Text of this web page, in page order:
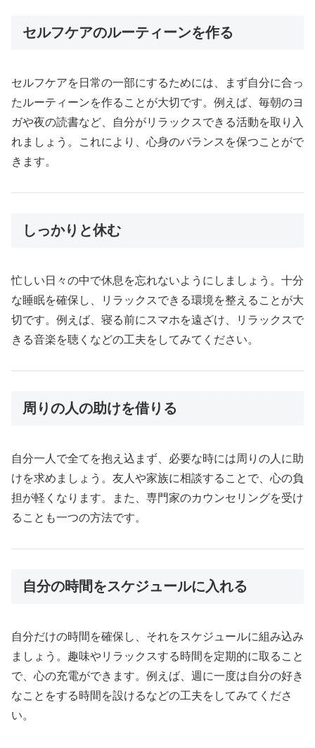
セルフケアのルーティーンを作る
セルフケアを日常の一部にするためには、まず自分に合っ
たルーティーンを作ることが大切です。例えば、毎朝のヨ
ガや夜の読書など、自分がリラックスできる活動を取り入
れましょう。これにより、心身のバランスを保つことがで
きます。
しっかりと休む
忙しい日々の中で休息を忘れないようにしましょう。十分
な睡眠を確保し、リラックスできる環境を整えることが大
切です。例えば、寝る前にスマホを遠ざけ、リラックスで
きる音楽を聴くなどの工夫をしてみてください。
周りの人の助けを借りる
自分一人で全てを抱え込まず、必要な時には周りの人に助
けを求めましょう。友人や家族に相談することで、心の負
担が軽くなります。また、専門家のカウンセリングを受け
ることも一つの方法です。
自分の時間をスケジュールに入れる
自分だけの時間を確保し、それをスケジュールに組み込み
ましょう。趣味やリラックスする時間を定期的に取ること
で、心の充電ができます。例えば、週に一度は自分の好き
なことをする時間を設けるなどの工夫をしてみてくださ
い。